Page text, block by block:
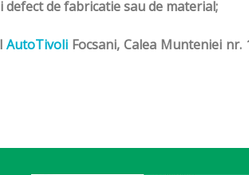
de fabricatie sau de material;
AutoTivoliFocsani, Calea Munteniei nr.